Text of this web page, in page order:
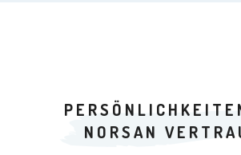
NORSAN